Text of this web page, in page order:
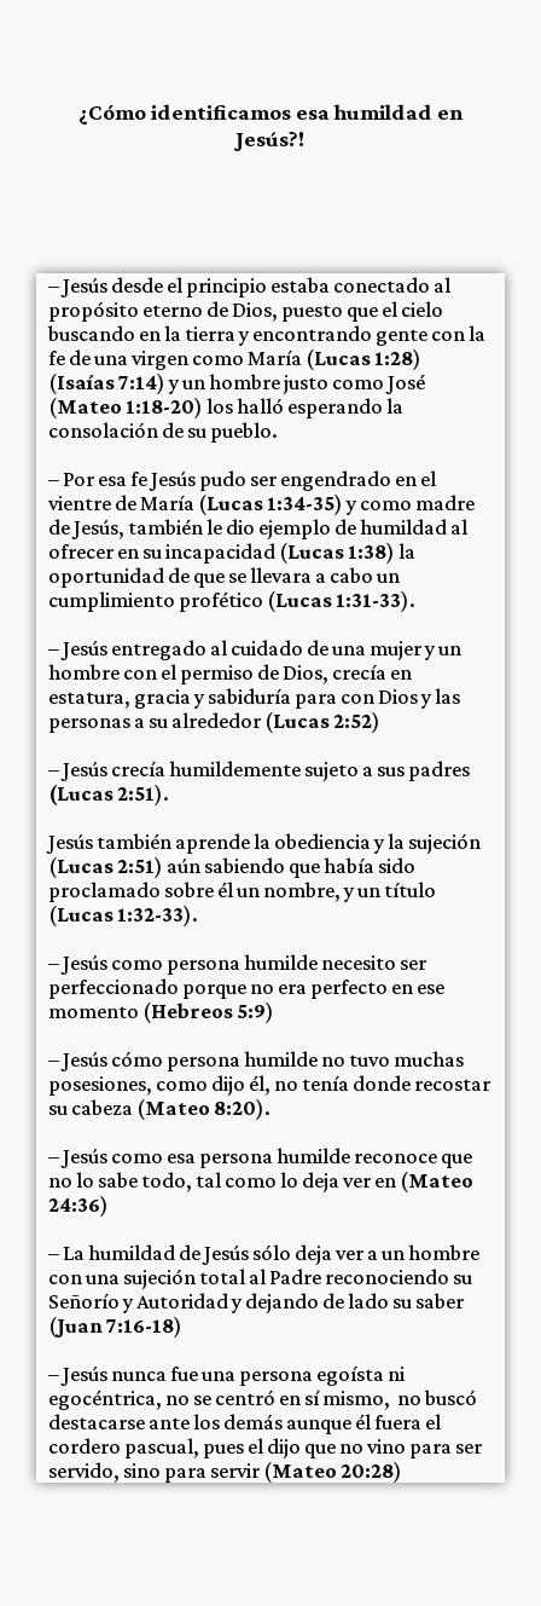
¿Cómo identificamos esa humildad en
Jesús?!
– Jesús desde el principio estaba conectado al
propósito eterno de Dios, puesto que el cielo
buscando en la tierra y encontrando gente con la
fe de una virgen como María (Lucas 1:28)
(Isaías 7:14) y un hombre justo como José
(Mateo 1:18-20) los halló esperando la
consolación de su pueblo.
– Por esa fe Jesús pudo ser engendrado en el
vientre de María (Lucas 1:34-35) y como madre
de Jesús, también le dio ejemplo de humildad al
ofrecer en su incapacidad (Lucas 1:38) la
oportunidad de que se llevara a cabo un
cumplimiento profético (Lucas 1:31-33).
– Jesús entregado al cuidado de una mujer y un
hombre con el permiso de Dios, crecía en
estatura, gracia y sabiduría para con Dios y las
personas a su alrededor (Lucas 2:52)
– Jesús crecía humildemente sujeto a sus padres
(Lucas 2:51).
Jesús también aprende la obediencia y la sujeción
(Lucas 2:51) aún sabiendo que había sido
proclamado sobre él un nombre, y un título
(Lucas 1:32-33).
– Jesús como persona humilde necesito ser
perfeccionado porque no era perfecto en ese
momento (Hebreos 5:9)
– Jesús cómo persona humilde no tuvo muchas
posesiones, como dijo él, no tenía donde recostar
su cabeza (Mateo 8:20).
– Jesús como esa persona humilde reconoce que
no lo sabe todo, tal como lo deja ver en (Mateo
24:36)
– La humildad de Jesús sólo deja ver a un hombre
con una sujeción total al Padre reconociendo su
Señorío y Autoridad y dejando de lado su saber
(Juan 7:16-18)
– Jesús nunca fue una persona egoísta ni
egocéntrica, no se centró en sí mismo, no buscó
destacarse ante los demás aunque él fuera el
cordero pascual, pues el dijo que no vino para ser
servido, sino para servir (Mateo 20:28)